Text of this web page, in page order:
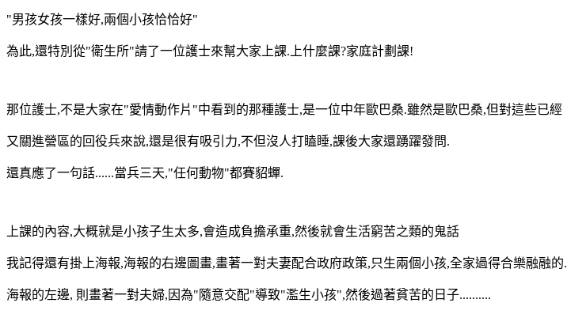
"男孩女孩一樣好,兩個小孩恰恰好"
為此,還特別從"衛生所"請了一位護士來幫大家上課.上什麼課?家庭計劃課!
那位護士,不是大家在"愛情動作片"中看到的那種護士,是一位中年歐巴桑.雖然是歐巴桑,但對這些已經
又關進營區的回役兵來說,還是很有吸引力,不但沒人打瞌睡,課後大家還踴躍發問.
還真應了一句話......當兵三天,"任何動物"都賽貂蟬.
上課的內容,大概就是小孩子生太多,會造成負擔承重,然後就會生活窮苦之類的鬼話
我記得還有掛上海報,海報的右邊圖畫,畫著一對夫妻配合政府政策,只生兩個小孩,全家過得合樂融融的.
海報的左邊, 則畫著一對夫婦,因為"隨意交配"導致"濫生小孩",然後過著貧苦的日子..........